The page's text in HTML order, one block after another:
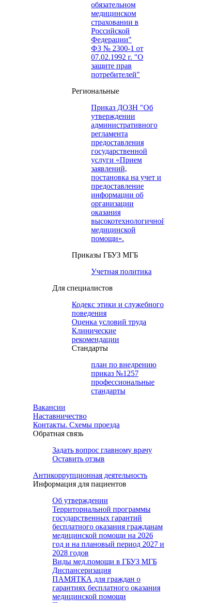
обязательном
медицинском
страховании в
Российской
Федерации"
ФЗ № 2300-1 от
07.02.1992 г. "О
защите прав
потребителей"
Региональные
Приказ ДОЗН "Об
утверждении
административного
регламента
предоставления
государственной
услуги «Прием
заявлений,
постановка на учет и
предоставление
информации об
организации
оказания
высокотехнологичной
медицинской
помощи».
Приказы ГБУЗ МГБ
Учетная политика
Для специалистов
Кодекс этики и служебного
поведения
Оценка условий труда
Клинические
рекомендации
Cтандарты
план по внедрению
приказ №1257
профессиональные
стандарты
Вакансии
Наставничество
Контакты. Схемы проезда
Обратная связь
Задать вопрос главному врачу
Оставить отзыв
Антикоррупционная деятельность
Информация для пациентов
Об утверждении
Территориальной программы
государственных гарантий
бесплатного оказания гражданам
медицинской помощи на 2026
год и на плановый период 2027 и
2028 годов
Виды мед.помощи в ГБУЗ МГБ
Диспансеризация
ПАМЯТКА для граждан о
гарантиях бесплатного оказания
медицинской помощи